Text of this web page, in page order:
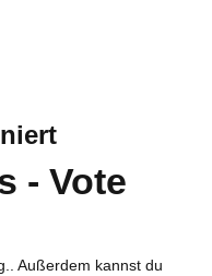
- Vote
Außerdem kannst du